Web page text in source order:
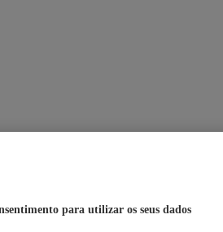
para utilizar os seus dados